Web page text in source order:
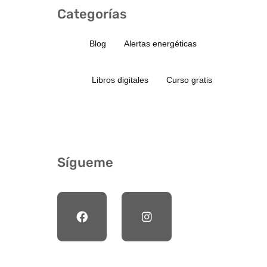
Categorías
Blog Alertas energéticas
Libros digitales Curso gratis
Sígueme